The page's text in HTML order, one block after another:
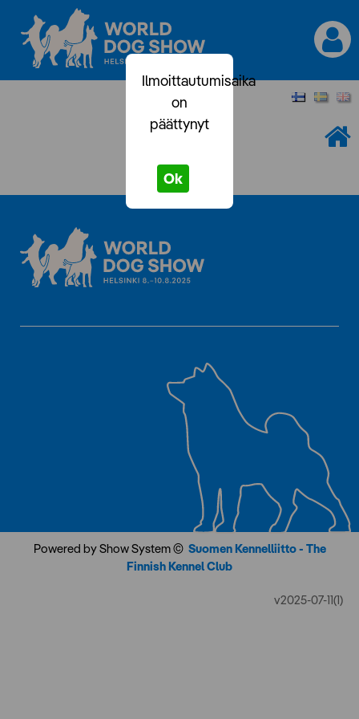
Ilmoittautumisaika
on
päättynyt
Ok
Powered by Show System © Suomen Kennelliitto - The
Finnish Kennel Club
v2025-07-11(1)